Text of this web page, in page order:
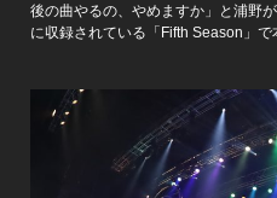
後の曲やるの、やめますか」と浦野
に収録されている「Fifth Season」で